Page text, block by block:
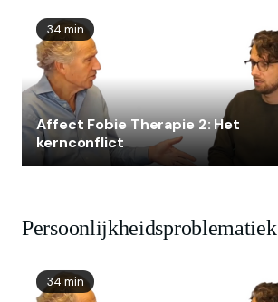
34 min
Affect Fobie Therapie 2: Het
kernconflict
Persoonlijkheidsproblematiek
34 min